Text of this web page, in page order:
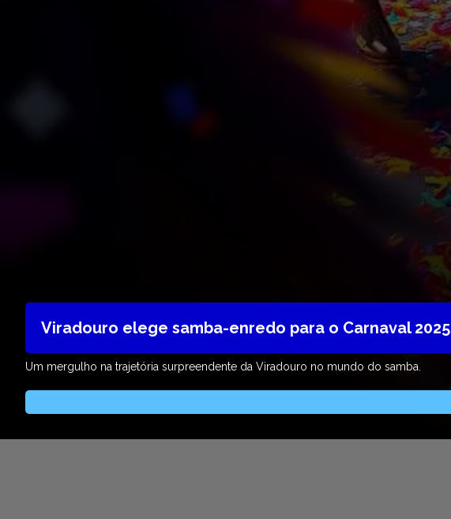
Viradouro elege samba-enredo para o Carnaval 2025
Um mergulho na trajetória surpreendente da Viradouro no mundo do samba.